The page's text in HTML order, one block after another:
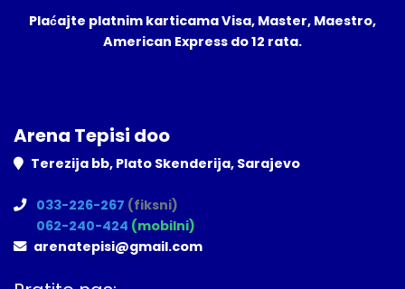
Plaćajte platnim karticama Visa, Master, Maestro,
American Express do 12 rata.
Arena Tepisi doo
Terezija bb, Plato Skenderija, Sarajevo
033-226-267 (fiksni)
062-240-424 (mobilni)
arenatepisi@gmail.com